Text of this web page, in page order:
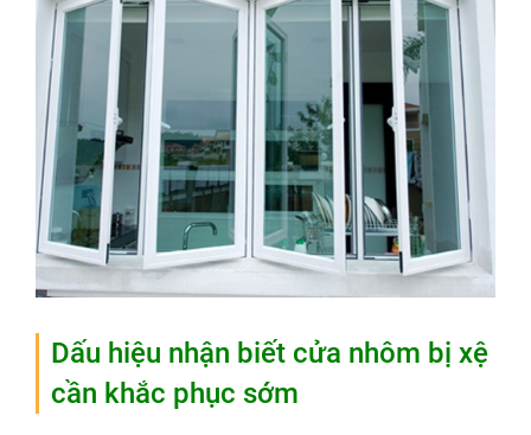
Dấu hiệu nhận biết cửa nhôm bị xệ
cần khắc phục sớm